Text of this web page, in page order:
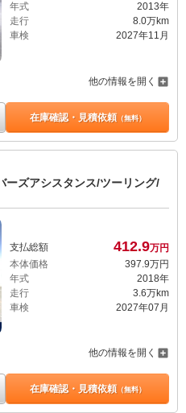
年式
2013年
走行
8.0万km
車検
2027年11月
他の情報を開く
在庫確認・見積依頼（無料）
ーズアシスタンス/ツーリング/
支払総額 412.9万円
本体価格
397. 9万円
年式
2018年
走行
3.6万km
車検
2027年07月
他の情報を開く
在庫確認・見積依頼（無料）